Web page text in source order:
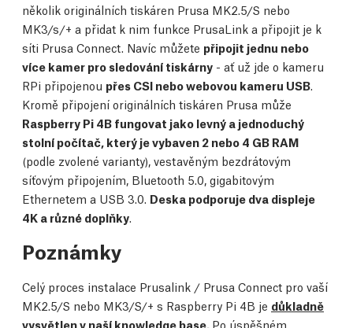
několik originálních tiskáren Prusa MK2.5/S nebo
MK3/s/+ a přidat k nim funkce PrusaLink a připojit je k
síti Prusa Connect. Navíc můžete připojit jednu nebo
více kamer pro sledování tiskárny - ať už jde o kameru
RPi připojenou přes CSI nebo webovou kameru USB.
Kromě připojení originálních tiskáren Prusa může
Raspberry Pi 4B fungovat jako levný a jednoduchý
stolní počítač, který je vybaven 2 nebo 4 GB RAM
(podle zvolené varianty), vestavěným bezdrátovým
síťovým připojením, Bluetooth 5.0, gigabitovým
Ethernetem a USB 3.0. Deska podporuje dva displeje
4K a různé doplňky.
Poznámky
Celý proces instalace Prusalink / Prusa Connect pro vaší
MK2.5/S nebo MK3/S/+ s Raspberry Pi 4B je důkladně
vysvětlen v naší knowledge base. Po úspěšném